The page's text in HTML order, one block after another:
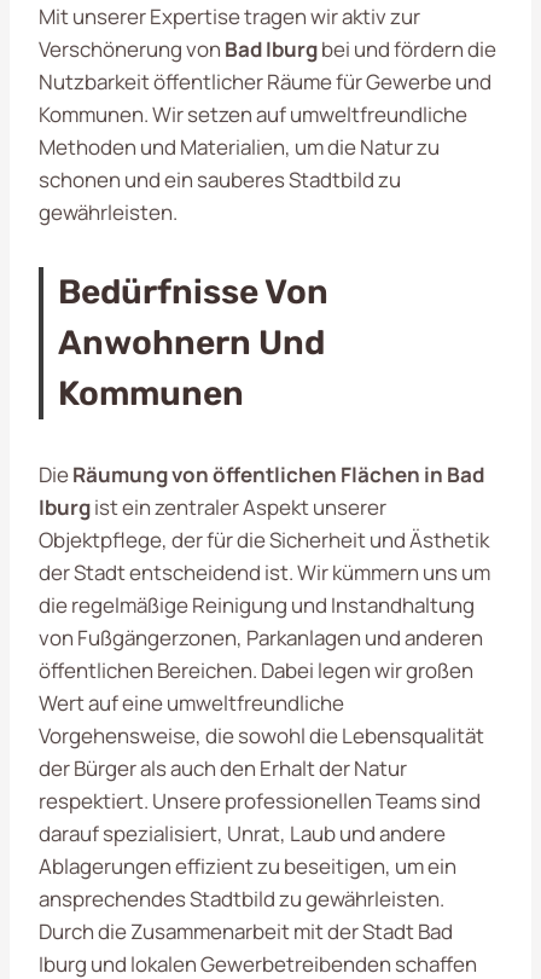
Mit unserer Expertise tragen wir aktiv zur
Verschönerung von Bad Iburgbei und fördern die
Nutzbarkeit öffentlicher Räume für Gewerbe und
Kommunen. Wir setzen auf umweltfreundliche
Methoden und Materialien, um die Natur zu
schonen und ein sauberes Stadtbild zu
gewährleisten.
Bedürfnisse Von
Anwohnern Und
Kommunen
DieRäumung von öffentlichen Flächen in Bad
Iburgist ein zentraler Aspekt unserer
Objektpflege, der für die Sicherheit und Ästhetik
der Stadt entscheidend ist. Wir kümmern uns um
die regelmäßige Reinigung und Instandhaltung
von Fußgängerzonen, Parkanlagen und anderen
öffentlichen Bereichen. Dabei legen wir großen
Wert auf eine umweltfreundliche
Vorgehensweise, die sowohl die Lebensqualität
der Bürger als auch den Erhalt der Natur
respektiert. Unsere professionellen Teams sind
darauf spezialisiert, Unrat, Laub und andere
Ablagerungen effizient zu beseitigen, um ein
ansprechendes Stadtbild zu gewährleisten.
Durch die Zusammenarbeit mit der Stadt Bad
Iburg und lokalen Gewerbetreibenden schaffen